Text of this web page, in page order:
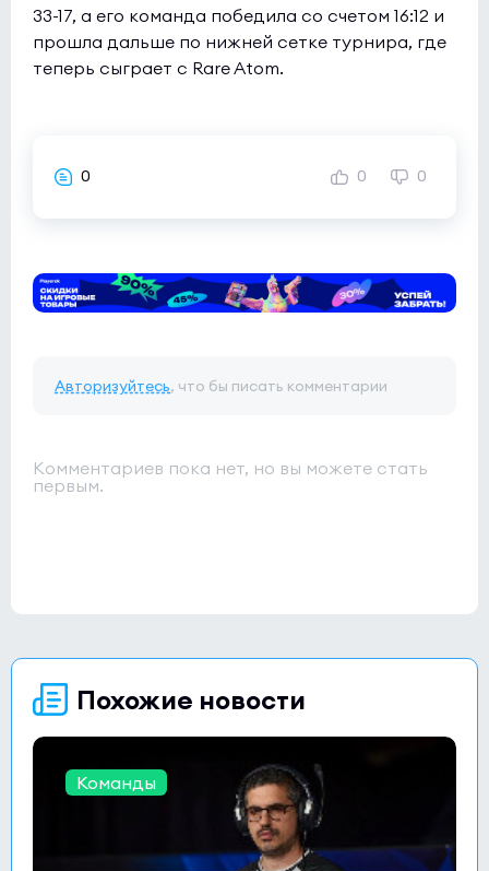
33-17, а его команда победила со счетом 16:12 и
прошла дальше по нижней сетке турнира, где
теперь сыграет с Rare Atom.
0 0 0
Авторизуйтесь, что бы писать комментарии
Комментариев пока нет, но вы можете стать
первым.
Похожие новости
Команды